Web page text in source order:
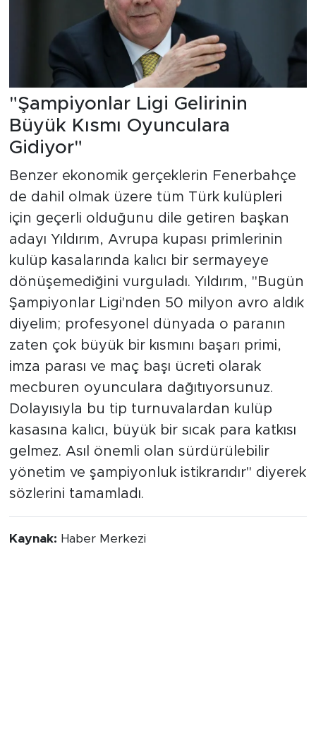
"Şampiyonlar Ligi Gelirinin
Büyük Kısmı Oyunculara
Gidiyor"
Benzer ekonomik gerçeklerin Fenerbahçe
de dahil olmak üzere tüm Türk kulüpleri
için geçerli olduğunu dile getiren başkan
adayı Yıldırım, Avrupa kupası primlerinin
kulüp kasalarında kalıcı bir sermayeye
dönüşemediğini vurguladı. Yıldırım, "Bugün
Şampiyonlar Ligi'nden 50 milyon avro aldık
diyelim; profesyonel dünyada o paranın
zaten çok büyük bir kısmını başarı primi,
imza parası ve maç başı ücreti olarak
mecburen oyunculara dağıtıyorsunuz.
Dolayısıyla bu tip turnuvalardan kulüp
kasasına kalıcı, büyük bir sıcak para katkısı
gelmez. Asıl önemli olan sürdürülebilir
yönetim ve şampiyonluk istikrarıdır" diyerek
sözlerini tamamladı.
Kaynak: Haber Merkezi